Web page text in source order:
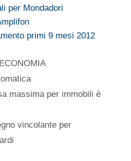
per Mondadori
primi 9 mesi 2012
massima per immobili è
vincolante per